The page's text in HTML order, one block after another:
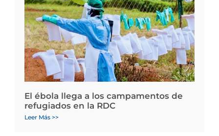
El ébola llega a los campamentos de
refugiados en la RDC
Leer Más >>